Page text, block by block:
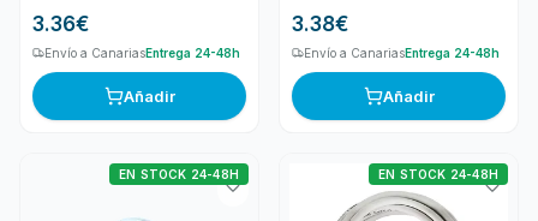
3.36€
Envío a CanariasEntrega 24-48h
Añadir
3.38€
Envío a CanariasEntrega 24-48h
Añadir
EN STOCK 24-48H EN STOCK 24-48H